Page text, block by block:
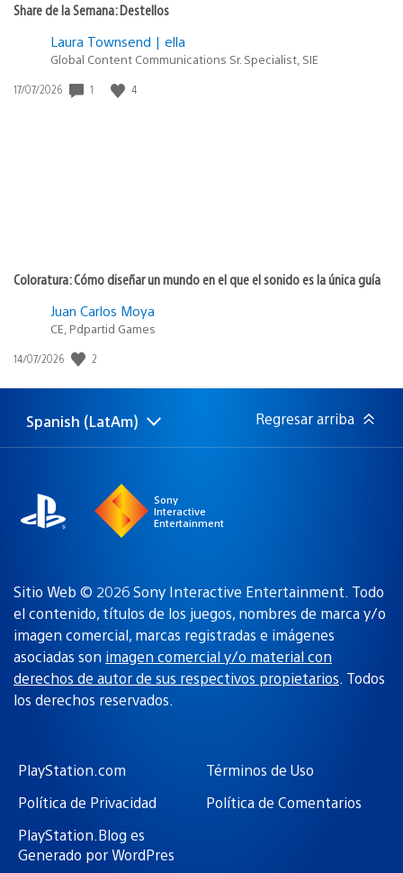
Share de la Semana: Destellos
Laura Townsend | ella
Global Content Communications Sr. Specialist, SIE
Fecha
17/07/2026 1 4
Coloratura: Cómo diseñar un mundo en el que el sonido es la única guía
Juan Carlos Moya
CE, Pdpartid Games
Fecha
publicación:
14/07/2026 2
Elige
una
Región
actual:
Spanish (LatAm) Regresar arriba
Sony
Interactive
Entertainment
Sitio Web © 2026 Sony Interactive Entertainment. Todo
el contenido, títulos de los juegos, nombres de marca y/o
imagen comercial, marcas registradas e imágenes
asociadas son imagen comercial y/o material con
derechos de autor de sus respectivos propietarios. Todos
los derechos reservados.
PlayStation.com
Términos de Uso
Política de Privacidad
Política de Comentarios
PlayStation.Blog es
Generado por WordPres